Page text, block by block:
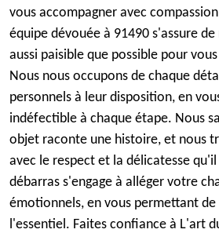
vous accompagner avec
équipe dévouée à 91490 s'assure
aussi paisible que possible pour
Nous nous occupons de chaque
personnels à leur disposition, en
indéfectible à chaque étape. Nous
objet raconte une histoire, et nous
avec le respect et la délicatesse
débarras s'engage à alléger votre
émotionnels, en vous permettant
l'essentiel. Faites confiance à L'art